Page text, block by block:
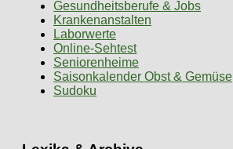
Gesundheitsberufe & Jobs
Krankenanstalten
Laborwerte
Online-Sehtest
Seniorenheime
Saisonkalender Obst & Gemüse
Sudoku